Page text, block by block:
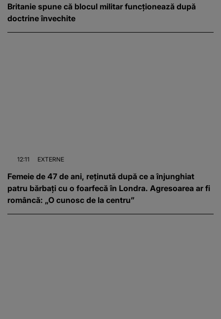
Britanie spune că blocul militar funcționează după
doctrine învechite
12:11 EXTERNE
Femeie de 47 de ani, reținută după ce a înjunghiat
patru bărbați cu o foarfecă în Londra. Agresoarea ar fi
româncă: „O cunosc de la centru”